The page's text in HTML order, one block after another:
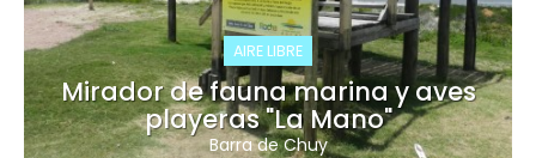
AIRE LIBRE
Mirador de fauna marina y aves
playeras "La Mano"
Barra de Chuy